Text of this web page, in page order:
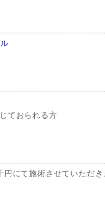
ておられる方
円にて施術させていただ